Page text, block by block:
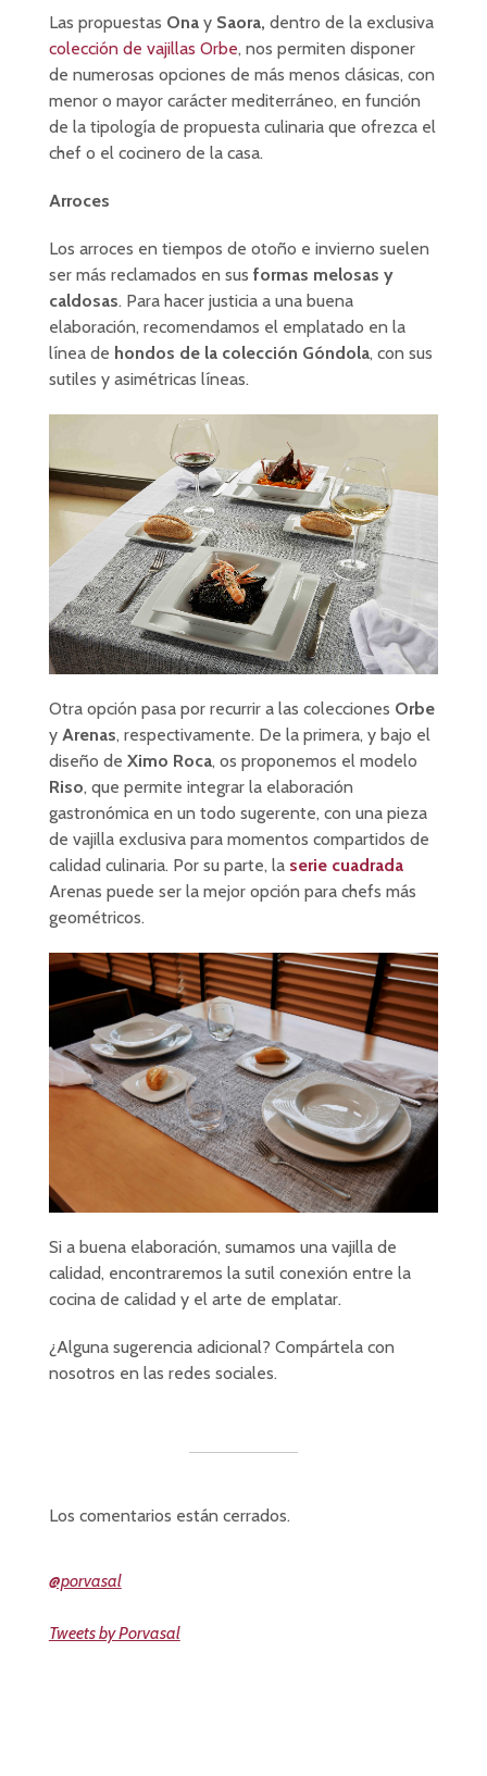
Las propuestas Onay Saora, dentro de la exclusiva
colección de vajillas Orbe, nos permiten disponer
de numerosas opciones de más menos clásicas, con
menor o mayor carácter mediterráneo, en función
de la tipología de propuesta culinaria que ofrezca el
chef o el cocinero de la casa.
Arroces
Los arroces en tiempos de otoño e invierno suelen
ser más reclamados en sus formas melosas y
caldosas. Para hacer justicia a una buena
elaboración, recomendamos el emplatado en la
línea de hondos de la colección Góndola, con sus
sutiles y asimétricas líneas.
Otra opción pasa por recurrir a las colecciones Orbe
y Arenas, respectivamente. De la primera, y bajo el
diseño de Ximo Roca, os proponemos el modelo
Riso, que permite integrar la elaboración
gastronómica en un todo sugerente, con una pieza
de vajilla exclusiva para momentos compartidos de
calidad culinaria. Por su parte, la serie cuadrada
Arenas puede ser la mejor opción para chefs más
geométricos.
Si a buena elaboración, sumamos una vajilla de
calidad, encontraremos la sutil conexión entre la
cocina de calidad y el arte de emplatar.
¿Alguna sugerencia adicional? Compártela con
nosotros en las redes sociales.
Los comentarios están cerrados.
@porvasal
Tweets by Porvasal